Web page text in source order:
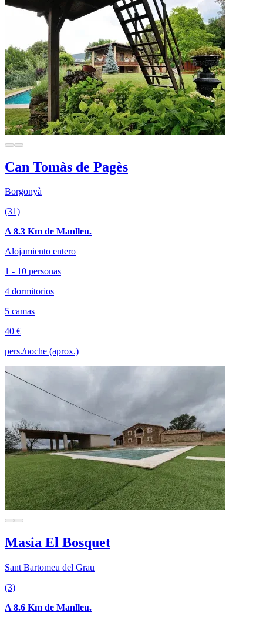
Can Tomàs de Pagès
Borgonyà
(31)
A 8.3 Km de Manlleu.
Alojamiento entero
1 - 10 personas
4 dormitorios
5 camas
40 €
pers./noche (aprox.)
Masia El Bosquet
Sant Bartomeu del Grau
(3)
A 8.6 Km de Manlleu.